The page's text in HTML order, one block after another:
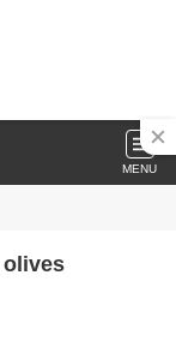
MENU
olives